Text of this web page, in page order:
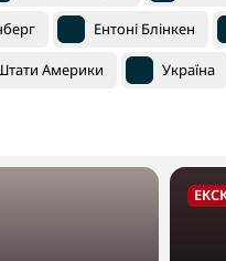
Ентоні Блінкен
Америки Україна